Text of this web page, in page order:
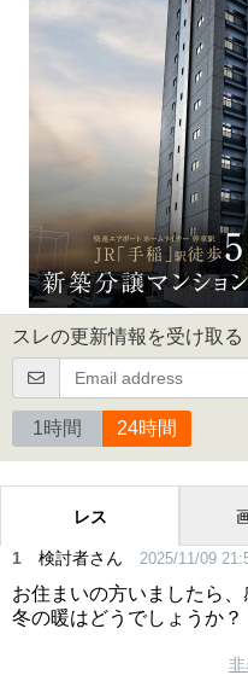
スレの更新情報を受け取る
1時間 24時間
レス
1 検討者さん 2025/11/09
お住まいの方いましたら
冬の暖はどうでしょうか？